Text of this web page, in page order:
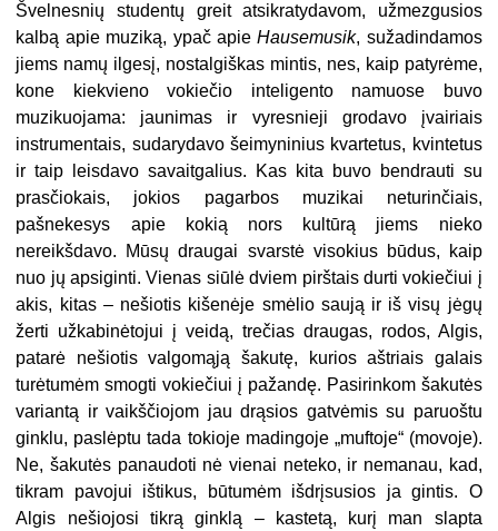
Švelnesnių studentų greit atsikratydavom, užmezgusios
kalbą apie muziką, ypač apieHausemusik, sužadindamos
jiems namų ilgesį, nostalgiškas mintis, nes, kaip patyrėme,
kone kiekvieno vokiečio inteligento namuose buvo
muzikuojama: jaunimas ir vyresnieji grodavo įvairiais
instrumentais, sudarydavo šeimyninius kvartetus, kvintetus
ir taip leisdavo savaitgalius. Kas kita buvo bendrauti su
prasčiokais, jokios pagarbos muzikai neturinčiais,
pašnekesys apie kokią nors kultūrą jiems nieko
nereikšdavo. Mūsų draugai svarstė visokius būdus, kaip
nuo jų apsiginti. Vienas siūlė dviem pirštais durti vokiečiui į
akis, kitas – nešiotis kišenėje smėlio saują ir iš visų jėgų
žerti užkabinėtojui į veidą, trečias draugas, rodos, Algis,
patarė nešiotis valgomąją šakutę, kurios aštriais galais
turėtumėm smogti vokiečiui į pažandę. Pasirinkom šakutės
variantą ir vaikščiojom jau drąsios gatvėmis su paruoštu
ginklu, paslėptu tada tokioje madingoje „muftoje“ (movoje).
Ne, šakutės panaudoti nė vienai neteko, ir nemanau, kad,
tikram pavojui ištikus, būtumėm išdrįsusios ja gintis. O
Algis nešiojosi tikrą ginklą – kastetą, kurį man slapta